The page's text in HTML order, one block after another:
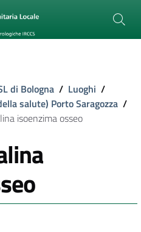
di Bologna / Luoghi /
salute) Porto Saragozza /
isoenzima osseo